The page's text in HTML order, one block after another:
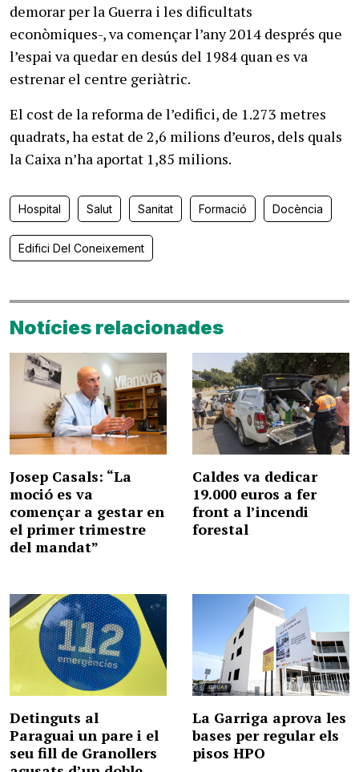
demorar per la Guerra i les dificultats
econòmiques-, va començar l’any 2014 després que
l’espai va quedar en desús del 1984 quan es va
estrenar el centre geriàtric.
El cost de la reforma de l’edifici, de 1.273 metres
quadrats, ha estat de 2,6 milions d’euros, dels quals
la Caixa n’ha aportat 1,85 milions.
Hospital Salut Sanitat Formació Docència
Edifici Del Coneixement
Notícies relacionades
Josep Casals: “La
moció es va
començar a gestar en
el primer trimestre
del mandat”
Caldes va dedicar
19.000 euros a fer
front a l’incendi
forestal
Detinguts al
Paraguai un pare i el
seu fill de Granollers
La Garriga aprova les
bases per regular els
pisos HPO